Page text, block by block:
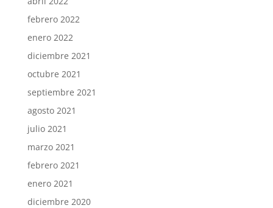
febrero 2022
enero 2022
diciembre 2021
octubre 2021
septiembre 2021
agosto 2021
julio 2021
marzo 2021
febrero 2021
enero 2021
diciembre 2020